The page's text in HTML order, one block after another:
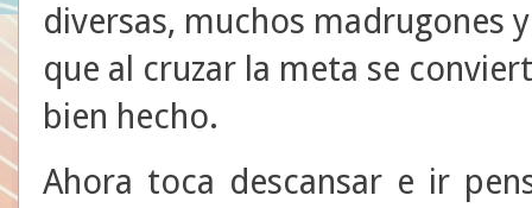
diversas, muchos madrugones
que al cruzar la meta se
bien hecho.
Ahora toca descansar e ir